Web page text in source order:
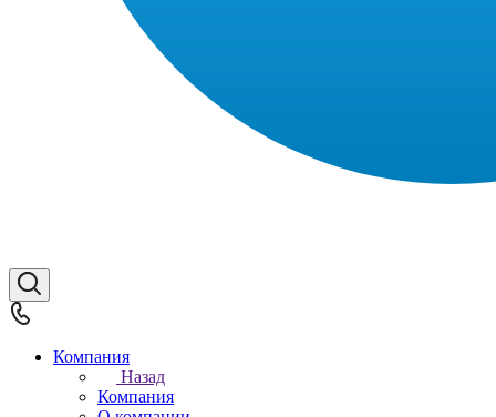
Компания
Назад
Компания